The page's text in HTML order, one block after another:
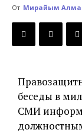
Кыргызстана
От Мирайым
беседы в
СМИ